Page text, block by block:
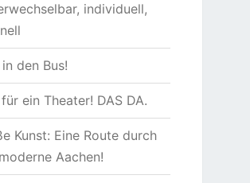
individuell,
in den Bus!
ein Theater! DAS DA.
Kunst: Eine Route durch
Aachen!